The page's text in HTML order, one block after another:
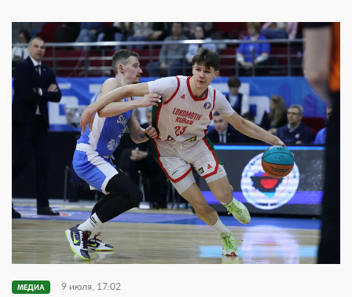
МЕДИА 9 июля, 17:02